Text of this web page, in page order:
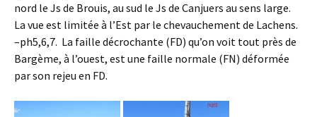
nord le Js de Brouis, au sud le Js de Canjuers au sens large.
La vue est limitée à l’Est par le chevauchement de Lachens.
–ph5,6,7. La faille décrochante (FD) qu’on voit tout près de
Bargème, à l’ouest, est une faille normale (FN) déformée
par son rejeu en FD.